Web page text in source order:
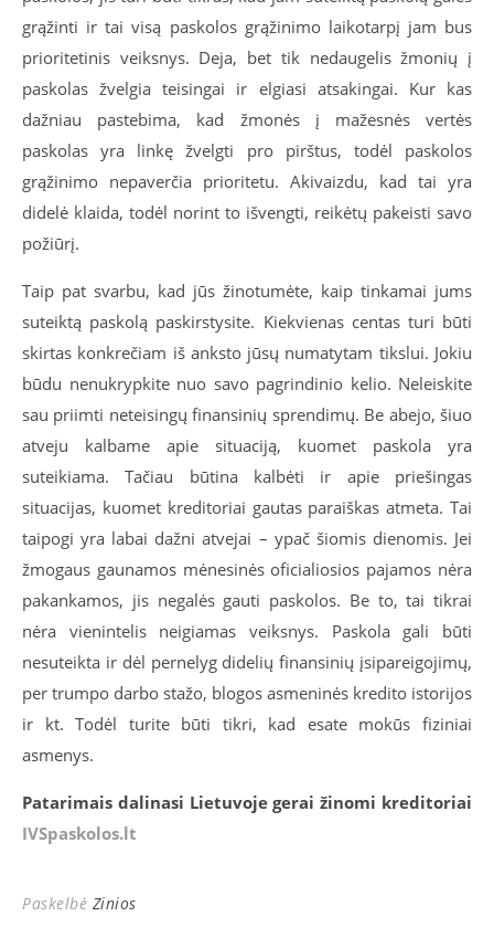
grąžinti ir tai visą paskolos grąžinimo laikotarpį jam bus
prioritetinis veiksnys. Deja, bet tik nedaugelis žmonių į
paskolas žvelgia teisingai ir elgiasi atsakingai. Kur kas
dažniau pastebima, kad žmonės į mažesnės vertės
paskolas yra linkę žvelgti pro pirštus, todėl paskolos
grąžinimo nepaverčia prioritetu. Akivaizdu, kad tai yra
didelė klaida, todėl norint to išvengti, reikėtų pakeisti savo
požiūrį.
Taip pat svarbu, kad jūs žinotumėte, kaip tinkamai jums
suteiktą paskolą paskirstysite. Kiekvienas centas turi būti
skirtas konkrečiam iš anksto jūsų numatytam tikslui. Jokiu
būdu nenukrypkite nuo savo pagrindinio kelio. Neleiskite
sau priimti neteisingų finansinių sprendimų. Be abejo, šiuo
atveju kalbame apie situaciją, kuomet paskola yra
suteikiama. Tačiau būtina kalbėti ir apie priešingas
situacijas, kuomet kreditoriai gautas paraiškas atmeta. Tai
taipogi yra labai dažni atvejai – ypač šiomis dienomis. Jei
žmogaus gaunamos mėnesinės oficialiosios pajamos nėra
pakankamos, jis negalės gauti paskolos. Be to, tai tikrai
nėra vienintelis neigiamas veiksnys. Paskola gali būti
nesuteikta ir dėl pernelyg didelių finansinių įsipareigojimų,
per trumpo darbo stažo, blogos asmeninės kredito istorijos
ir kt. Todėl turite būti tikri, kad esate mokūs fiziniai
asmenys.
Patarimais dalinasi Lietuvoje gerai žinomi kreditoriai
IVSpaskolos.lt
Paskelbė Zinios